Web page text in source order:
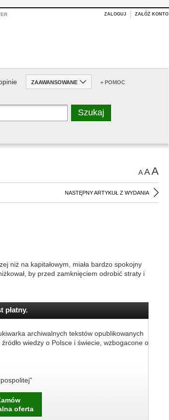
ZALOGUJ ZAŁÓŻ KONTO
ZAAWANSOWANE + POMOC
AAA
NASTĘPNY ARTYKUŁ Z WYDANIA
niż na kapitałowym, miała bardzo spokojny
by przed zamknięciem odrobić straty i
płatny.
archiwalnych tekstów opublikowanych
wiedzy o Polsce i świecie, wzbogacone o
oferta